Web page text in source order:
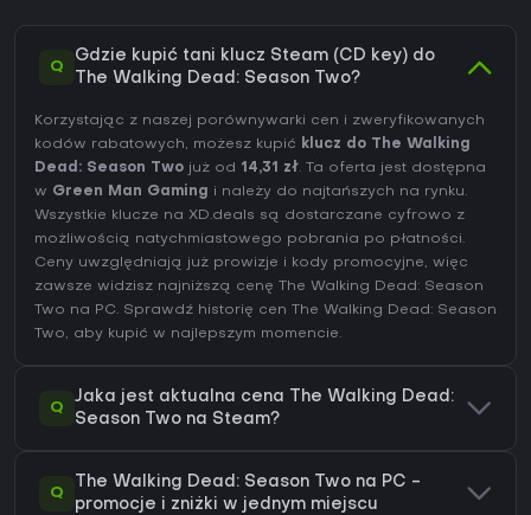
Q
Gdzie kupić tani klucz Steam (CD key) do
The Walking Dead: Season Two?
Korzystając z naszej porównywarki cen i zweryfikowanych
kodów rabatowych, możesz kupić klucz do The Walking
Dead: Season Two już od 14,31 zł. Ta oferta jest dostępna
w Green Man Gaming
i należy do najtańszych na rynku.
Wszystkie klucze na XD.deals są dostarczane cyfrowo z
możliwością natychmiastowego pobrania po płatności.
Ceny uwzględniają już prowizje i kody promocyjne, więc
zawsze widzisz najniższą cenę The Walking Dead: Season
Two na PC. Sprawdź historię cen The Walking Dead: Season
Two, aby kupić w najlepszym momencie.
Q
Jaka jest aktualna cena The Walking Dead:
Season Two na Steam?
Q
The Walking Dead: Season Two na PC -
promocje i zniżki w jednym miejscu